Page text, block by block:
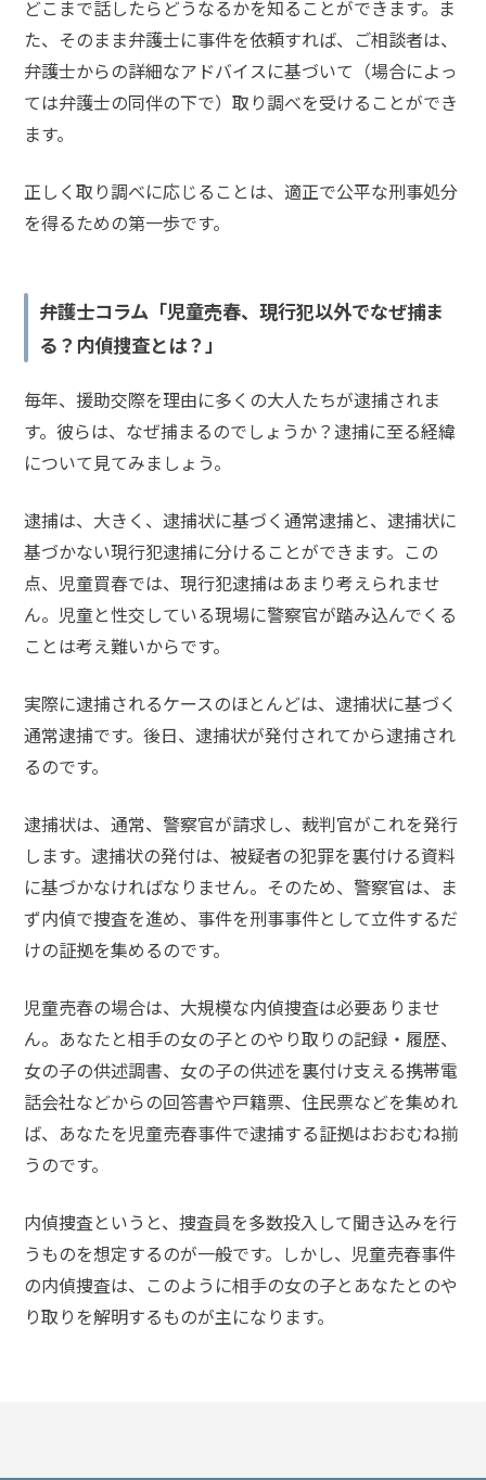
どこまで話したらどうなるかを知ることができます。ま
た、そのまま弁護士に事件を依頼すれば、ご相談者は、
弁護士からの詳細なアドバイスに基づいて（場合によっ
ては弁護士の同伴の下で）取り調べを受けることができ
ます。
正しく取り調べに応じることは、適正で公平な刑事処分
を得るための第一歩です。
弁護士コラム「児童売春、現行犯以外でなぜ捕ま
る？内偵捜査とは？」
毎年、援助交際を理由に多くの大人たちが逮捕されま
す。彼らは、なぜ捕まるのでしょうか？逮捕に至る経緯
について見てみましょう。
逮捕は、大きく、逮捕状に基づく通常逮捕と、逮捕状に
基づかない現行犯逮捕に分けることができます。この
点、 児童買春では、現行犯逮捕はあまり考えられませ
ん。 児童と性交している現場に警察官が踏み込んでくる
ことは考え難いからです。
実際に逮捕されるケースのほとんどは、逮捕状に基づく
通常逮捕です。後日、逮捕状が発付されてから逮捕され
るのです。
逮捕状は、通常、警察官が請求し、裁判官がこれを発行
します。逮捕状の発付は、被疑者の犯罪を裏付ける資料
に基づかなければなりません。そのため、警察官は、ま
ず内偵で捜査を進め、事件を刑事事件として立件するだ
けの証拠を集めるのです。
児童売春の場合は、大規模な内偵捜査は必要ありませ
ん。 あなたと相手の女の子とのやり取りの記録・履歴、
女の子の供述調書、女の子の供述を裏付け支える携帯電
話会社などからの回答書や戸籍票、住民票などを集めれ
ば、あなたを児童売春事件で逮捕する証拠はおおむね揃
うのです。
内偵捜査というと、捜査員を多数投入して聞き込みを行
うものを想定するのが一般です。しかし、 児童売春事件
の内偵捜査は、このように相手の女の子とあなたとのや
り取りを解明するものが主になります。